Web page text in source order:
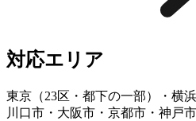
対応エリア
東京（23区・都下の一部）・横
川口市・大阪市・京都市・神戸